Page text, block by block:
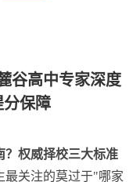
谷高中专家深度
分保障
？权威择校三大标准
最关注的莫过于"哪家